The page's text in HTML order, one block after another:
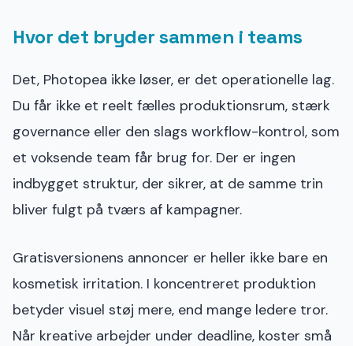
Hvor det bryder sammen i teams
Det, Photopea ikke løser, er det operationelle lag.
Du får ikke et reelt fælles produktionsrum, stærk
governance eller den slags workflow-kontrol, som
et voksende team får brug for. Der er ingen
indbygget struktur, der sikrer, at de samme trin
bliver fulgt på tværs af kampagner.
Gratisversionens annoncer er heller ikke bare en
kosmetisk irritation. I koncentreret produktion
betyder visuel støj mere, end mange ledere tror.
Når kreative arbejder under deadline, koster små